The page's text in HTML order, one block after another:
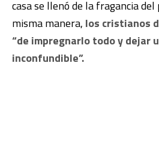
casa se llenó de la fragancia del
misma manera, los cristianos
“de impregnarlo todo y dejar
inconfundible”.